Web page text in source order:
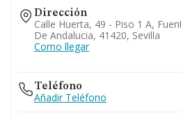
Dirección
Calle Huerta, 49 - Piso 1 A,
De Andalucia, 41420, Sevilla
Como llegar
Teléfono
Añadir Teléfono